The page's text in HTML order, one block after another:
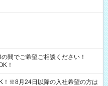
間でご希望ご相談ください！
！
！※8月24日以降の入社希望の方は